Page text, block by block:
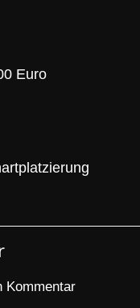
Euro
Kommentar